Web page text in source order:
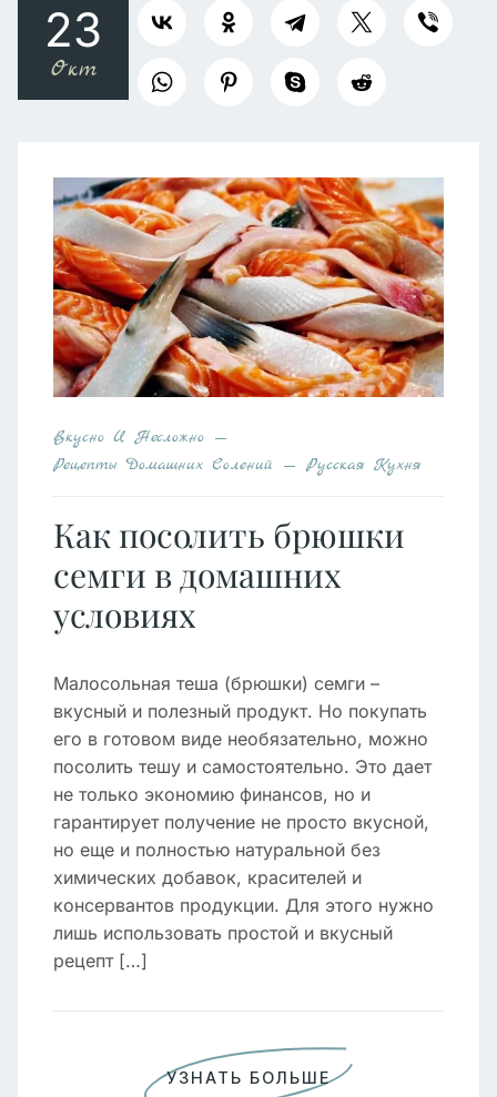
23
Окт
Вкусно И Несложно
Рецепты Домашних Солений
Русская Кухня
Как посолить брюшки
семги в домашних
условиях
Малосольная теша (брюшки) семги –
вкусный и полезный продукт. Но покупать
его в готовом виде необязательно, можно
посолить тешу и самостоятельно. Это дает
не только экономию финансов, но и
гарантирует получение не просто вкусной,
но еще и полностью натуральной без
химических добавок, красителей и
консервантов продукции. Для этого нужно
лишь использовать простой и вкусный
рецепт […]
УЗНАТЬ БОЛЬШЕ